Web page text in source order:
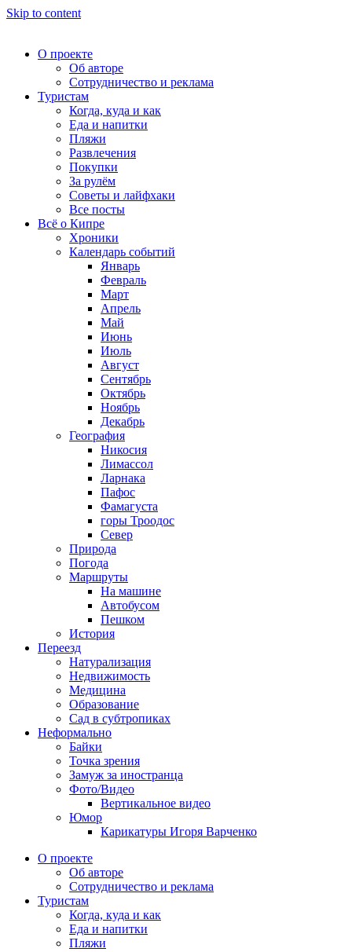
Skip to content
О проекте
Об авторе
Сотрудничество и реклама
Туристам
Когда, куда и как
Еда и напитки
Пляжи
Развлечения
Покупки
За рулём
Советы и лайфхаки
Все посты
Всё о Кипре
Хроники
Календарь событий
Январь
Февраль
Март
Апрель
Май
Июнь
Июль
Август
Сентябрь
Октябрь
Ноябрь
Декабрь
География
Никосия
Лимассол
Ларнака
Пафос
Фамагуста
горы Троодос
Север
Природа
Погода
Маршруты
На машине
Автобусом
Пешком
История
Переезд
Натурализация
Недвижимость
Медицина
Образование
Сад в субтропиках
Неформально
Байки
Точка зрения
Замуж за иностранца
Фото/Видео
Вертикальное видео
Юмор
Карикатуры Игоря Варченко
О проекте
Об авторе
Сотрудничество и реклама
Туристам
Когда, куда и как
Еда и напитки
Пляжи